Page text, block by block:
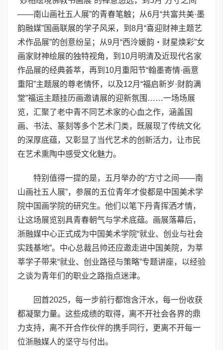
——南山画社五人展”的青春笔触；从6月“共富共美·墨
韵融媒”国画联展的学子风采，到8月“喜迎财神主题艺
术作品展”的创意纷呈；从9月“西泠媛韵・财星焕彩”女
画家财神绘展的独特视角，到10月明清及近现代名家
作品展的经典荟萃，再到10月重阳节“翰墨寄情·画意
重阳”主题展的尊老情怀，以及12月“福启新岁·财韵满
堂”福运主题挂历画邀请展的迎新氛围……一场场展
览，汇聚了老中青不同艺术家的心血之作，涵盖国
画、书法、篆刻等多个艺术门类，既展现了传统文化
的深厚底蕴，又彰显了当代艺术的创新活力，让市民
在艺术熏陶中感受文化魅力。
特别值得一提的是，五月举办的“方寸之间——南
山画社五人展”，参展的五位青年才俊都是中国美术学
院中国画学院的研究生。他们以笔下丹青挥洒才情，
让这场展览别具青春朝气与学术底蕴。画展落幕后，
浙融媒中心正式成为中国美术学院“就业、创业与社会
实践基地”。中心总裁吕帅还应邀走进中国美院，为莘
莘学子带来“就业、创业路径与策略”专题讲座，以经验
之谈为青年们的职业之路指点迷津。
回首2025，每一步前行都饱含汗水，每一份收获
都凝聚力量。这些成绩的取得，离不开社会各界的鼎
力支持，离不开合作伙伴的携手同行，更离不开每一
位浙融媒人的坚守与付出。